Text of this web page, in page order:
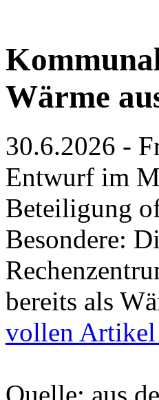
Wärme
30.6.2026 -
Entwurf im
Beteiligung
Besondere:
bereits als
vollen Artikel
Quelle: aus